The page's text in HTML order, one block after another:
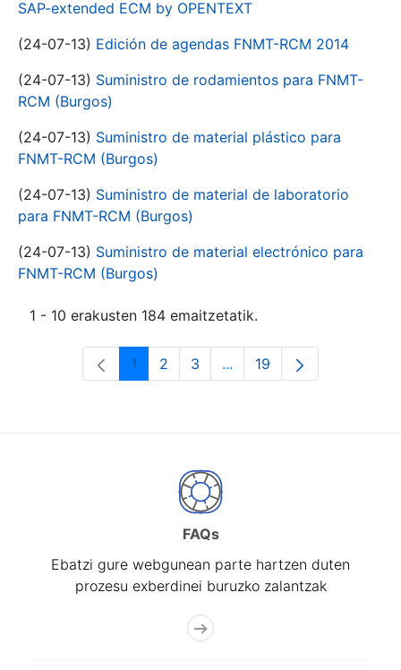
SAP-extended ECM by OPENTEXT
(24-07-13) Edición de agendas FNMT-RCM 2014
(24-07-13) Suministro de rodamientos para FNMT-
RCM (Burgos)
(24-07-13) Suministro de material plástico para
FNMT-RCM (Burgos)
(24-07-13) Suministro de material de laboratorio
para FNMT-RCM (Burgos)
(24-07-13) Suministro de material electrónico para
FNMT-RCM (Burgos)
1 - 10 erakusten 184 emaitzetatik.
Orrialdea
1 Orrialdea
2 Orrialdea
3 ...Intermediate Pages Use
Orrialdea
19
FAQs
Ebatzi gure webgunean parte hartzen duten
prozesu exberdinei buruzko zalantzak